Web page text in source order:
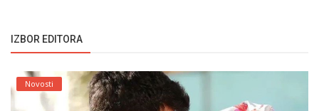
IZBOR EDITORA
Novosti